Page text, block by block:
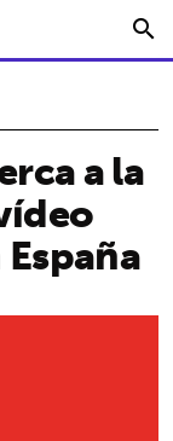
search
a la